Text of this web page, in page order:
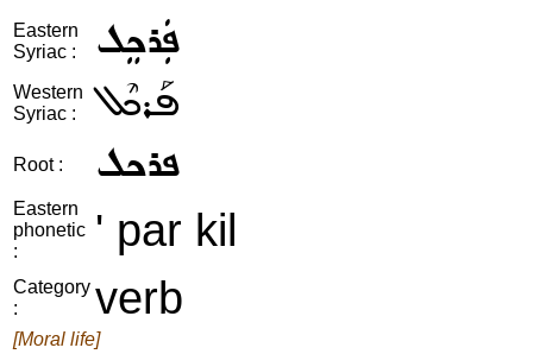
Eastern
Syriac :
ܦܲܪܟܸܠ
Western
Syriac :
ܦܰܪܟܶܠ
Root : ܦܪܟܠ
Eastern
phonetic
:
' par kil
Category
:
verb
[Moral life]